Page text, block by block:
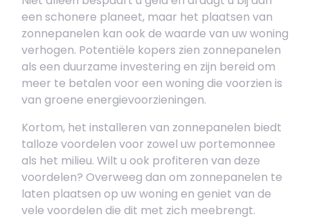
een schonere planeet, maar het plaatsen van
zonnepanelen kan ook de waarde van uw woning
verhogen. Potentiële kopers zien zonnepanelen
als een duurzame investering en zijn bereid om
meer te betalen voor een woning die voorzien is
van groene energievoorzieningen.
Kortom, het installeren van zonnepanelen biedt
talloze voordelen voor zowel uw portemonnee
als het milieu. Wilt u ook profiteren van deze
voordelen? Overweeg dan om zonnepanelen te
laten plaatsen op uw woning en geniet van de
vele voordelen die dit met zich meebrengt.